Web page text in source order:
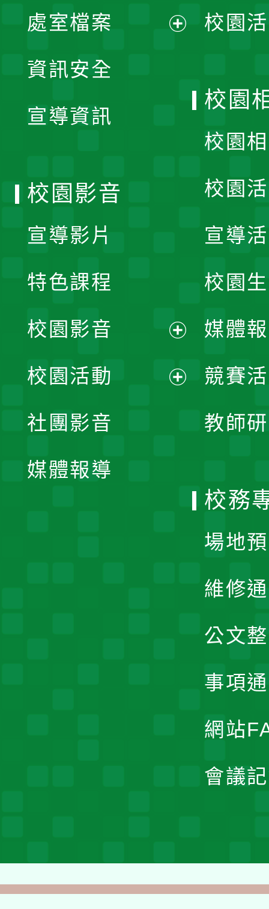
單
處室檔案
資訊安全
宣導資訊
校園
校園
校園
校園
宣導
校園
媒體
競賽
教師
校園影音
宣導影片
特色課程
校園影音
開
校園活動
社團影音
媒體報導
校務
場地
維修
公文
事項
網站
會議